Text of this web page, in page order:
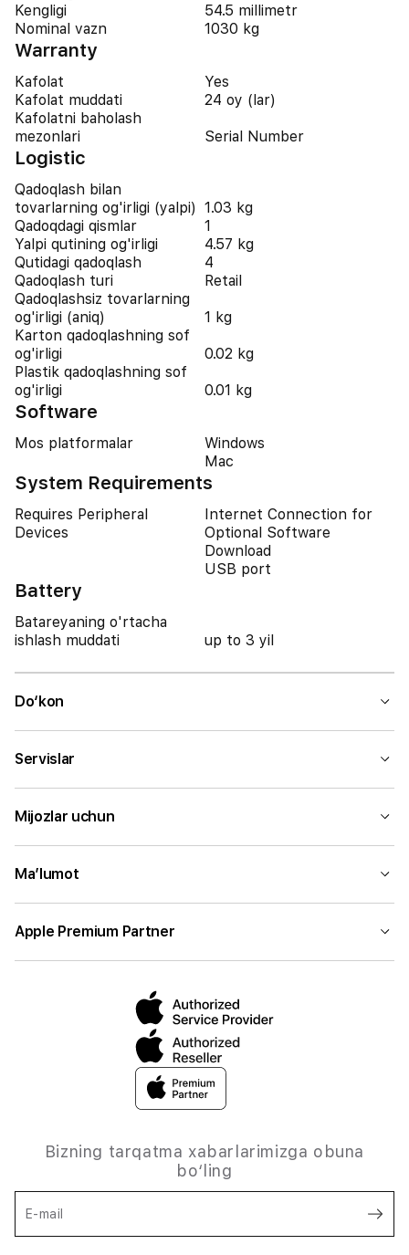
Kengligi
54.5 millimetr
Nominal vazn
1030 kg
Warranty
Kafolat
Yes
Kafolat muddati
24 oy (lar)
Kafolatni baholash
mezonlari
Serial Number
Logistic
Qadoqlash bilan
tovarlarning og'irligi (yalpi) 1.03 kg
Qadoqdagi qismlar
1
Yalpi qutining og'irligi
4.57 kg
Qutidagi qadoqlash
4
Qadoqlash turi
Retail
Qadoqlashsiz tovarlarning
og'irligi (aniq)
1 kg
Karton qadoqlashning sof
og'irligi
0.02 kg
Plastik qadoqlashning sof
og'irligi
0.01 kg
Software
Mos platformalar
Windows
Mac
System Requirements
Requires Peripheral
Devices
Internet Connection for
Optional Software
Download
USB port
Battery
Batareyaning o'rtacha
ishlash muddati
up to 3 yil
Do‘kon
Servislar
Mijozlar uchun
Ma’lumot
Apple Premium Partner
Bizning tarqatma xabarlarimizga obuna
bo‘ling
E-mail